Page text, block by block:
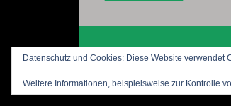
Datenschutz und Cookies: Diese Website verwendet
Weitere Informationen, beispielsweise zur Kontrolle